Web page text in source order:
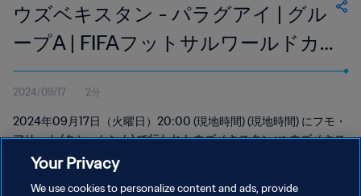
ウズベキスタン - パラグアイ | グル
ープA | FIFAフットサルワールドカ
ップ ウズベキスタン2024™ | ハイラ
イト
2024/09/17 2分
2024年09月17日（火曜日）20:00 (現地時間) (現地時間) にフモ・
アリーナ (タシュケント) で行われたウズベキスタン vs ウズベキス
タンのハイライトをご覧ください。
Your Privacy
We use cookies to personalize content and ads, provide